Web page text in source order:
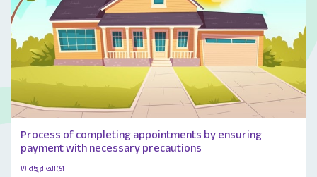
Process of completing appointments by ensuring
payment with necessary precautions
৩ বছর আগে